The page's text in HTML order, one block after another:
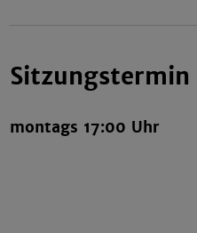
Sitzungstermin
montags 17:00 Uhr